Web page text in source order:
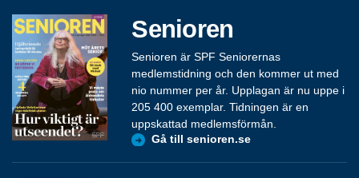
Senioren
Senioren är SPF Seniorernas
medlemstidning och den kommer ut med
nio nummer per år. Upplagan är nu uppe i
205 400 exemplar. Tidningen är en
uppskattad medlemsförmån.
Gå till senioren.se